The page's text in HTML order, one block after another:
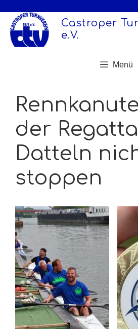
Inhalt
springen
Castroper
e.V.
Menü
der
Datteln
stoppen